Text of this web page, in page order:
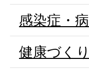
感染症・
健康づくり